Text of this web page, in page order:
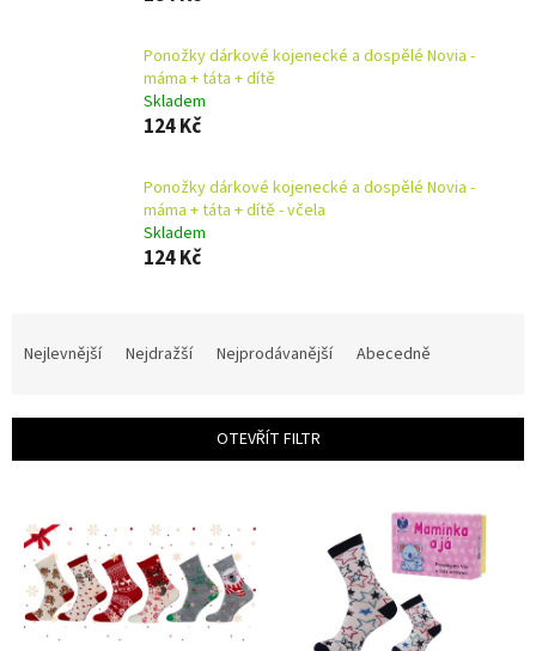
Ponožky dárkové kojenecké a dospělé Novia -
máma + táta + dítě
Skladem
124 Kč
Ponožky dárkové kojenecké a dospělé Novia -
máma + táta + dítě - včela
Skladem
124 Kč
í
Nejlevnější Nejdražší Nejprodávanější Abecedně
OTEVŘÍT FILTR
p
p